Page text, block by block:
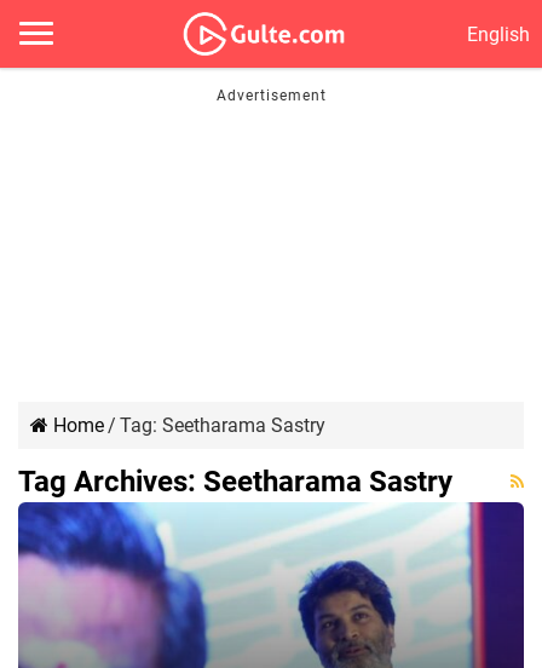
English
Home/ Tag: Seetharama Sastry
Tag Archives: Seetharama Sastry